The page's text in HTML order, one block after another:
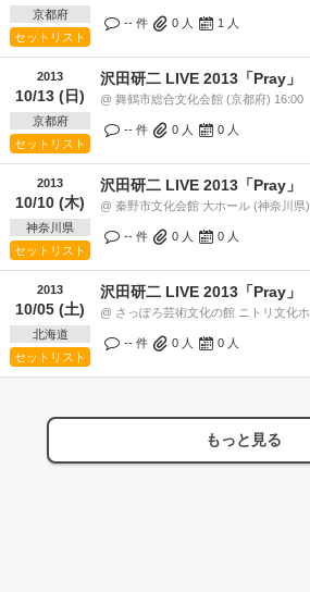
京都府
セットリスト
-- 件 0 人 1 人
2013
10/13 (日)
京都府
セットリスト
沢田研二 LIVE 2013「Pray」
@ 舞鶴市総合文化会館 (京都府) 16:00
-- 件 0 人 0 人
2013
10/10 (木)
神奈川県
セットリスト
沢田研二 LIVE 2013「Pray」
@ 秦野市文化会館 大ホール (神奈川県
-- 件 0 人 0 人
2013
10/05 (土)
北海道
セットリスト
沢田研二 LIVE 2013「Pray」
@ さっぽろ芸術文化の館 ニトリ文化
-- 件 0 人 0 人
もっと見る